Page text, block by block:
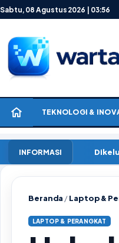
Lewati ke konten
Sabtu, 08 Agustus 2026 | 03:56
TEKNOLOGI &
INFORMASI
Beranda /Laptop &
LAPTOP & PERANGKAT